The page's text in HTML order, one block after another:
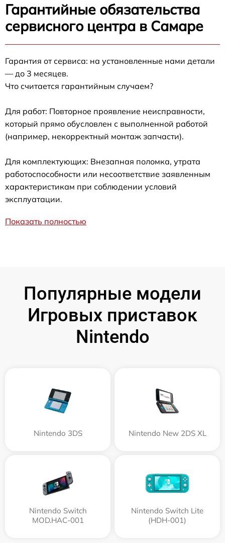
Гарантийные обязательства
сервисного центра в Самаре
Гарантия от сервиса: на установленные нами детали
— до 3 месяцев.
Что считается гарантийным случаем?
Для работ: Повторное проявление неисправности,
который прямо обусловлен с выполненной работой
(например, некорректный монтаж запчасти).
Для комплектующих: Внезапная поломка, утрата
работоспособности или несоответствие заявленным
характеристикам при соблюдении условий
эксплуатации.
Показать полностью
Популярные модели
Игровых приставок
Nintendo
Nintendo 3DS Nintendo New 2DS XL
Nintendo Switch
MOD.HAC-001
Nintendo Switch Lite
(HDH-001)